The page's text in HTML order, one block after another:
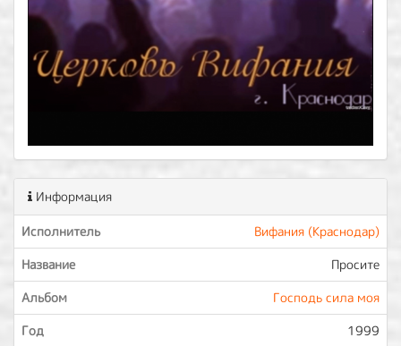
Информация
Исполнитель
Вифания (Краснодар)
Название
Просите
Альбом
Господь сила моя
Год
1999